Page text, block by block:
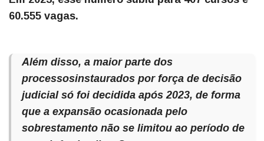
60.555 vagas.
Além disso, a maior parte dos
processosinstaurados por força de decisão
judicial só foi decidida após 2023, de forma
que a expansão ocasionada pelo
sobrestamento não se limitou ao período de